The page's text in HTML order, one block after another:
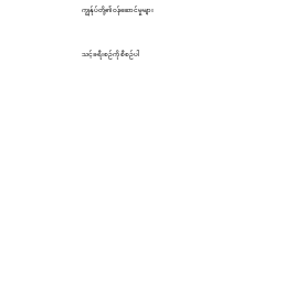
ကျွန်ုပ်တို့၏ ဝန်ဆောင်မှုများ
သင့်ခရီးစဉ်ကို စီစဉ်ပါ